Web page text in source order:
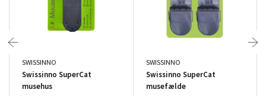
SWISSINNO
Swissinno SuperCat
musehus
SWISSINNO
Swissinno SuperCat
musefælde